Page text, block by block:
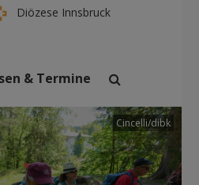
Diözese Innsbruck
suchen
& Termine
Cincelli/dibk